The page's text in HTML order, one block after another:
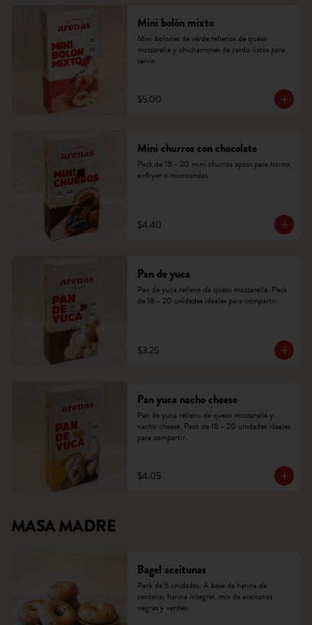
Mini bolón mixto
Mini bolones de verde rellenos de queso
mozzarella y chicharrones de cerdo listos para
servir.
$5.00
Mini churros con chocolate
Pack de 18 - 20 mini churros aptos para horno,
airfryer o microondas.
$4.40
Pan de yuca
Pan de yuca relleno de queso mozzarella. Pack
de 18 - 20 unidades ideales para compartir.
$3.25
Pan yuca nacho cheese
Pan de yuca relleno de queso mozzarella y
nacho cheese. Pack de 18 - 20 unidades ideales
para compartir.
$4.05
MASA MADRE
Bagel aceitunas
Pack de 5 unidades. A base de harina de
centeno, harina integral, mix de aceitunas
negras y verdes.